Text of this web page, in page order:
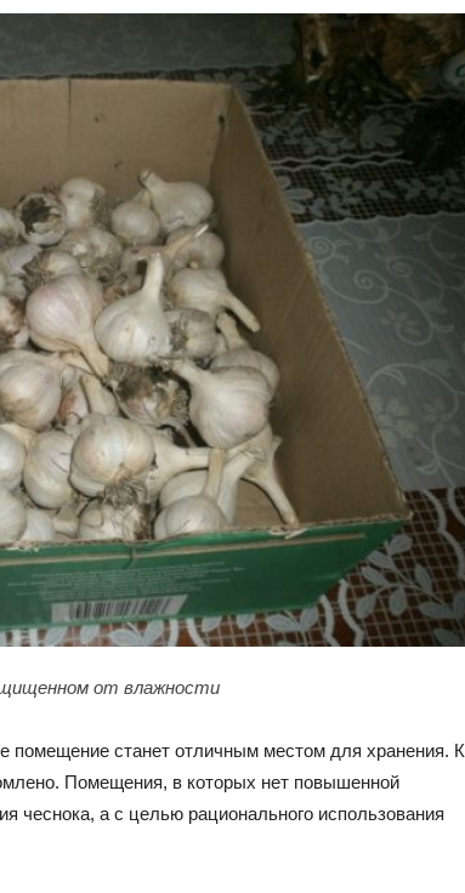
от влажности
помещение станет отличным местом для хранения. К
Помещения, в которых нет повышенной
чеснока, а с целью рационального использования